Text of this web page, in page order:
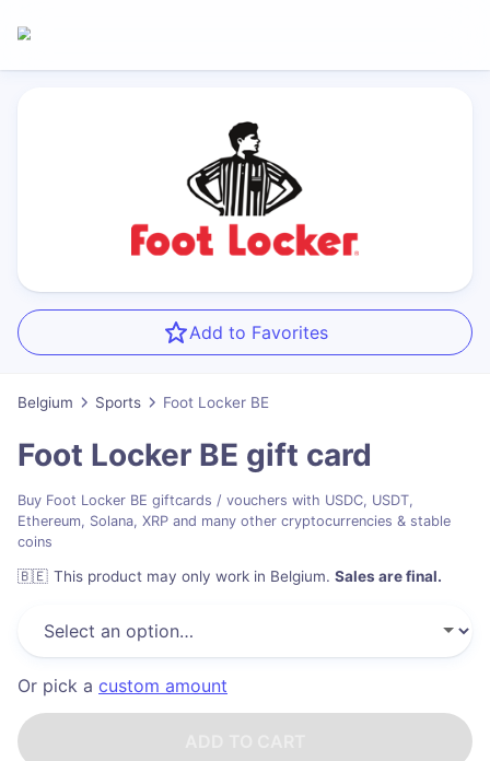
Add to Favorites
Belgium Sports Foot Locker BE
Foot Locker BE gift card
Buy Foot Locker BE giftcards / vouchers with USDC, USDT,
Ethereum, Solana, XRP and many other cryptocurrencies & stable
coins
🇧🇪 This product may only work in Belgium. Sales are final.
Or pick a custom amount